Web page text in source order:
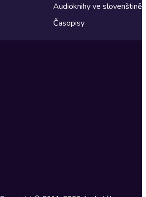
Audioknihy ve slovenštině
Časopisy